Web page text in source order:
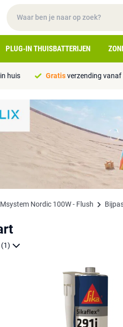
PLUG-IN THUISBATTERIJEN
in huis Gratisverzending vanaf
Nordic 100W - Flush
(1)